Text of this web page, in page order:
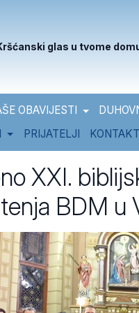
glas u tvome
OBAVIJESTI
PRIJATELJI KONTAKT
XXI.
BDM u